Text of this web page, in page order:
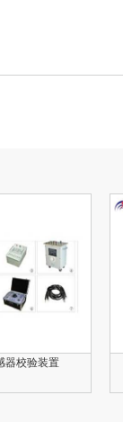
器校验装置